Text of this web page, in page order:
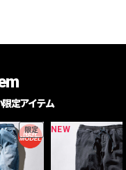
定アイテム
限定 NEW